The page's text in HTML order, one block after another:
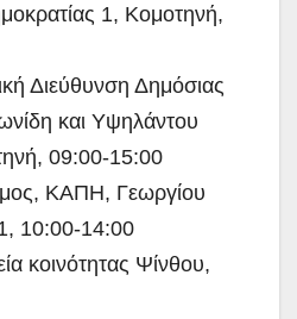
1, Κομοτηνή,
Διεύθυνση Δημόσιας
και Υψηλάντου
09:00-15:00
ΚΑΠΗ, Γεωργίου
10:00-14:00
κοινότητας Ψίνθου,